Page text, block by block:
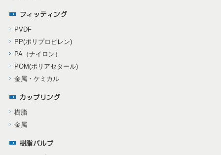
PVDF
PP(ポリプロピレン)
PA（ナイロン）
POM(ポリアセタール)
金属・ケミカル
樹脂
金属